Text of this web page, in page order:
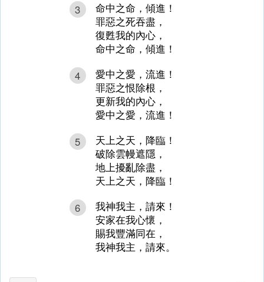
3
命中之命，傾進！
罪惡之死吞盡，
復甦我的內心，
命中之命，傾進！
4
愛中之愛，流進！
罪惡之恨除根，
更新我的內心，
愛中之愛，流進！
5
天上之天，降臨！
破除雲幔遮隱，
地上擾亂除盡，
天上之天，降臨！
6
我神我主，請來！
安家在我心懷，
賜我豐滿同在，
我神我主，請來。